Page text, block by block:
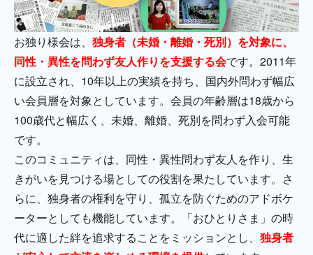
お独り様会は、 独身者（未婚・離婚・死別）を対象に、
同性・異性を問わず友人作りを支援する会です。2011年
に設立され、10年以上の実績を持ち、国内外問わず幅広
い会員層を対象としています。会員の年齢層は18歳から
100歳代と幅広く、未婚、離婚、死別を問わず入会可能
です。
このコミュニティは、同性・異性問わず友人を作り、生
きがいを見つける場としての役割を果たしています。さ
らに、独身者の権利を守り、孤立を防ぐためのアドボケ
ーターとしても機能しています。「おひとりさま」の時
代に適した絆を追求することをミッションとし、 独身者